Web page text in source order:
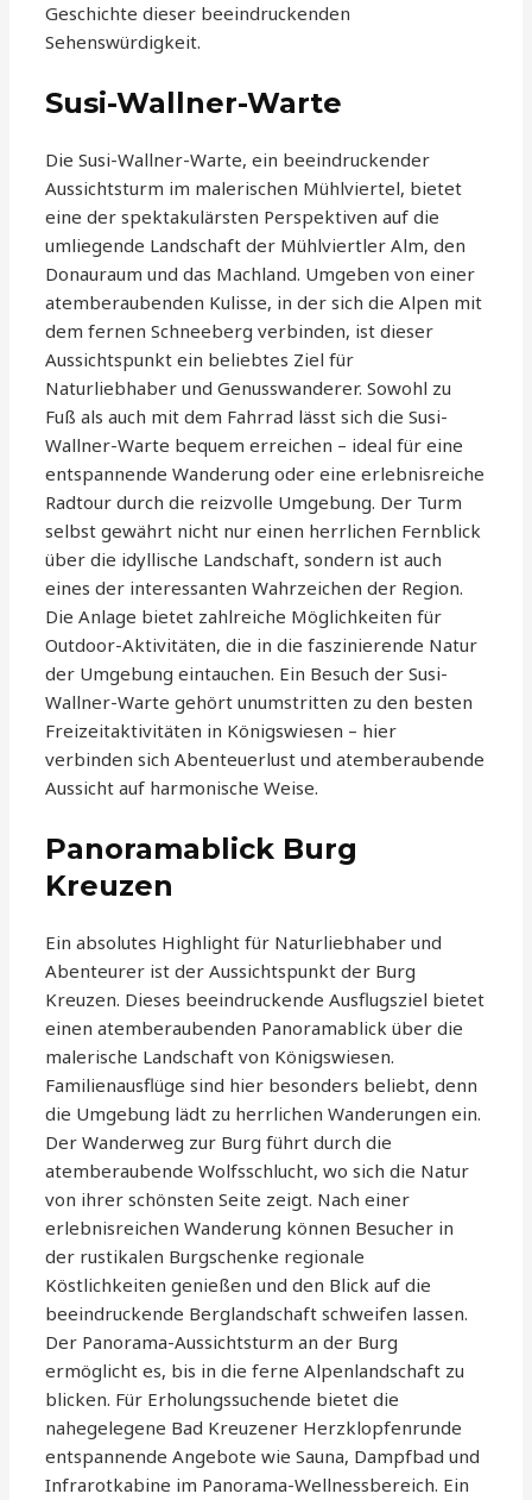
Geschichte dieser beeindruckenden
Sehenswürdigkeit.
Susi-Wallner-Warte
Die Susi-Wallner-Warte, ein beeindruckender
Aussichtsturm im malerischen Mühlviertel, bietet
eine der spektakulärsten Perspektiven auf die
umliegende Landschaft der Mühlviertler Alm, den
Donauraum und das Machland. Umgeben von einer
atemberaubenden Kulisse, in der sich die Alpen mit
dem fernen Schneeberg verbinden, ist dieser
Aussichtspunkt ein beliebtes Ziel für
Naturliebhaber und Genusswanderer. Sowohl zu
Fuß als auch mit dem Fahrrad lässt sich die Susi-
Wallner-Warte bequem erreichen – ideal für eine
entspannende Wanderung oder eine erlebnisreiche
Radtour durch die reizvolle Umgebung. Der Turm
selbst gewährt nicht nur einen herrlichen Fernblick
über die idyllische Landschaft, sondern ist auch
eines der interessanten Wahrzeichen der Region.
Die Anlage bietet zahlreiche Möglichkeiten für
Outdoor-Aktivitäten, die in die faszinierende Natur
der Umgebung eintauchen. Ein Besuch der Susi-
Wallner-Warte gehört unumstritten zu den besten
Freizeitaktivitäten in Königswiesen – hier
verbinden sich Abenteuerlust und atemberaubende
Aussicht auf harmonische Weise.
Panoramablick Burg
Kreuzen
Ein absolutes Highlight für Naturliebhaber und
Abenteurer ist der Aussichtspunkt der Burg
Kreuzen. Dieses beeindruckende Ausflugsziel bietet
einen atemberaubenden Panoramablick über die
malerische Landschaft von Königswiesen.
Familienausflüge sind hier besonders beliebt, denn
die Umgebung lädt zu herrlichen Wanderungen ein.
Der Wanderweg zur Burg führt durch die
atemberaubende Wolfsschlucht, wo sich die Natur
von ihrer schönsten Seite zeigt. Nach einer
erlebnisreichen Wanderung können Besucher in
der rustikalen Burgschenke regionale
Köstlichkeiten genießen und den Blick auf die
beeindruckende Berglandschaft schweifen lassen.
Der Panorama-Aussichtsturm an der Burg
ermöglicht es, bis in die ferne Alpenlandschaft zu
blicken. Für Erholungssuchende bietet die
nahegelegene Bad Kreuzener Herzklopfenrunde
entspannende Angebote wie Sauna, Dampfbad und
Infrarotkabine im Panorama-Wellnessbereich. Ein